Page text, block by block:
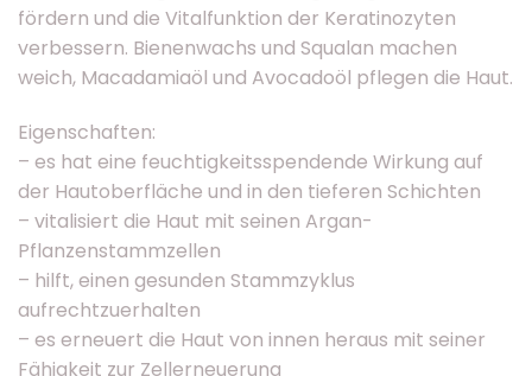
fördern und die Vitalfunktion der Keratinozyten
verbessern. Bienenwachs und Squalan machen
weich, Macadamiaöl und Avocadoöl pflegen die Haut.
Eigenschaften:
– es hat eine feuchtigkeitsspendende Wirkung auf
der Hautoberfläche und in den tieferen Schichten
– vitalisiert die Haut mit seinen Argan-
Pflanzenstammzellen
– hilft, einen gesunden Stammzyklus
aufrechtzuerhalten
– es erneuert die Haut von innen heraus mit seiner
Fähigkeit zur Zellerneuerung